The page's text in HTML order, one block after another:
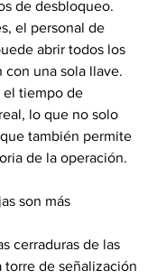
de desbloqueo.
el personal de
abrir todos los
con una sola llave.
el tiempo de
lo que no solo
también permite
de la operación.
son más
cerraduras de las
torre de señalización